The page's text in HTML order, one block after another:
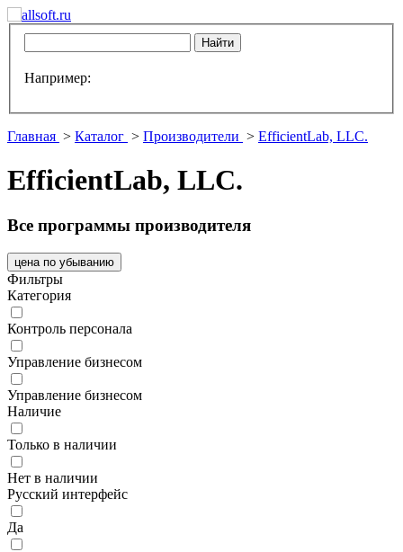
Например:
Главная > Каталог > Производители > EfficientLab, LLC.
EfficientLab, LLC.
Все программы производителя
цена по убыванию
Фильтры
Категория
Контроль персонала
Управление бизнесом
Управление бизнесом
Наличие
Только в наличии
Нет в наличии
Русский интерфейс
Да